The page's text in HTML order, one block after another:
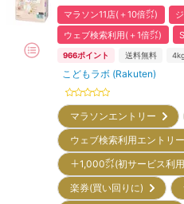
マラソン11店(＋10倍㌽)
ウェブ検索利用(＋1倍㌽)
966ポイント 送料無料
こどもラボ (Rakuten)
マラソンエントリー
ウェブ検索利用エントリ
＋1,000㌽(初サービス利
楽券(買い回りに)